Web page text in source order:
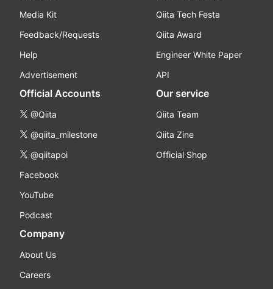
Media Kit
Feedback/Requests
Help
Advertisement
Qiita Tech Festa
Qiita Award
Engineer White Paper
API
Official Accounts
@Qiita
@qiita_milestone
@qiitapoi
Facebook
YouTube
Podcast
Our service
Qiita Team
Qiita Zine
Official Shop
Company
About Us
Careers